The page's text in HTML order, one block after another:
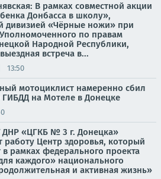
В рамках совместной акции
Донбасса в школу»,
дивизией «Чёрные ножи» при
по правам
Народной Республики,
встреча в...
13:50
мотоциклист намеренно сбил
ГИБДД на Мотеле в Донецке
ДНР «ЦГКБ № 3 г. Донецка»
работу Центр здоровья, который
рамках федерального проекта
каждого» национального
и активная жизнь»